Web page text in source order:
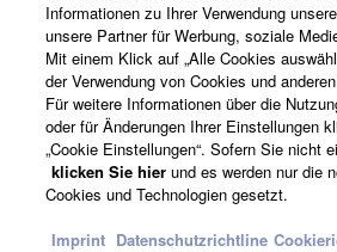
Über Yamaha
Österreich - German
Informationen zu Ihrer Verwendung
unsere Partner für Werbung, soziale
Mit einem Klick auf „Alle Cookies
der Verwendung von Cookies und
Für weitere Informationen über die
oder für Änderungen Ihrer Einstellungen
„Cookie Einstellungen“. Sofern Sie nicht
klicken Sie hier und es werden nur die
Cookies und Technologien gesetzt.
Imprint Datenschutzrichtline